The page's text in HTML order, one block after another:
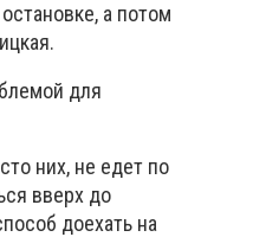
а потом
для
них, не едет по
вверх до
доехать на